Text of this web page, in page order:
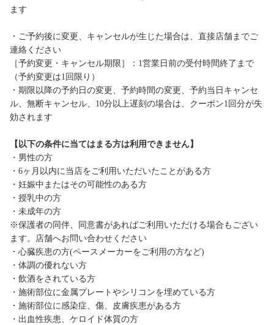
ます
・ご予約後に変更、キャンセルが生じた場合は、直接店舗までご
連絡ください
［予約変更・キャンセル期限］：1営業日前の受付時間終了まで
（予約変更は1回限り）
・期限以降の予約日の変更、予約時間の変更、予約当日キャンセ
ル、無断キャンセル、10分以上遅刻の場合は、クーポン1回分が失
効されます
【以下の条件に当てはまる方は利用できません】
・男性の方
・6ヶ月以内に当店をご利用いただいたことがある方
・妊娠中またはその可能性のある方
・授乳中の方
・未成年の方
※保護者の同伴、同意書があればご利用いただける場合もござい
ます。店舗へお問い合わせください
・心臓疾患の方(ペースメーカーをご利用の方など)
・体調の優れない方
・飲酒をされている方
・施術部位に金属プレートやシリコンを埋めている方
・施術部位に感染症、傷、皮膚疾患がある方
・出血性疾患、ケロイド体質の方